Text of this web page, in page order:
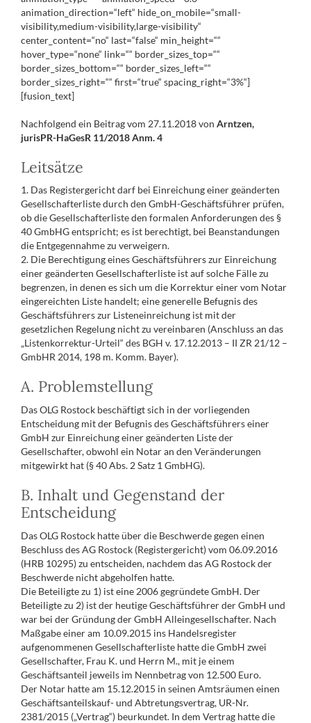
animation_direction=“left“ hide_on_mobile=“small-
visibility,medium-visibility,large-visibility“
center_content=“no“ last=“false“ min_height=““
hover_type=“none“ link=““ border_sizes_top=““
border_sizes_bottom=““ border_sizes_left=““
border_sizes_right=““ first=“true“ spacing_right=“3%“]
[fusion_text]
Nachfolgend ein Beitrag vom 27.11.2018 von Arntzen,
jurisPR-HaGesR 11/2018 Anm. 4
Leitsätze
1. Das Registergericht darf bei Einreichung einer geänderten
Gesellschafterliste durch den GmbH-Geschäftsführer prüfen,
ob die Gesellschafterliste den formalen Anforderungen des §
40 GmbHG entspricht; es ist berechtigt, bei Beanstandungen
die Entgegennahme zu verweigern.
2. Die Berechtigung eines Geschäftsführers zur Einreichung
einer geänderten Gesellschafterliste ist auf solche Fälle zu
begrenzen, in denen es sich um die Korrektur einer vom Notar
eingereichten Liste handelt; eine generelle Befugnis des
Geschäftsführers zur Listeneinreichung ist mit der
gesetzlichen Regelung nicht zu vereinbaren (Anschluss an das
„Listenkorrektur-Urteil“ des BGH v. 17.12.2013 – II ZR 21/12 –
GmbHR 2014, 198 m. Komm. Bayer).
A. Problemstellung
Das OLG Rostock beschäftigt sich in der vorliegenden
Entscheidung mit der Befugnis des Geschäftsführers einer
GmbH zur Einreichung einer geänderten Liste der
Gesellschafter, obwohl ein Notar an den Veränderungen
mitgewirkt hat (§ 40 Abs. 2 Satz 1 GmbHG).
B. Inhalt und Gegenstand der
Entscheidung
Das OLG Rostock hatte über die Beschwerde gegen einen
Beschluss des AG Rostock (Registergericht) vom 06.09.2016
(HRB 10295) zu entscheiden, nachdem das AG Rostock der
Beschwerde nicht abgeholfen hatte.
Die Beteiligte zu 1) ist eine 2006 gegründete GmbH. Der
Beteiligte zu 2) ist der heutige Geschäftsführer der GmbH und
war bei der Gründung der GmbH Alleingesellschafter. Nach
Maßgabe einer am 10.09.2015 ins Handelsregister
aufgenommenen Gesellschafterliste hatte die GmbH zwei
Gesellschafter, Frau K. und Herrn M., mit je einem
Geschäftsanteil jeweils im Nennbetrag von 12.500 Euro.
Der Notar hatte am 15.12.2015 in seinen Amtsräumen einen
Geschäftsanteilskauf- und Abtretungsvertrag, UR-Nr.
2381/2015 („Vertrag“) beurkundet. In dem Vertrag hatte die